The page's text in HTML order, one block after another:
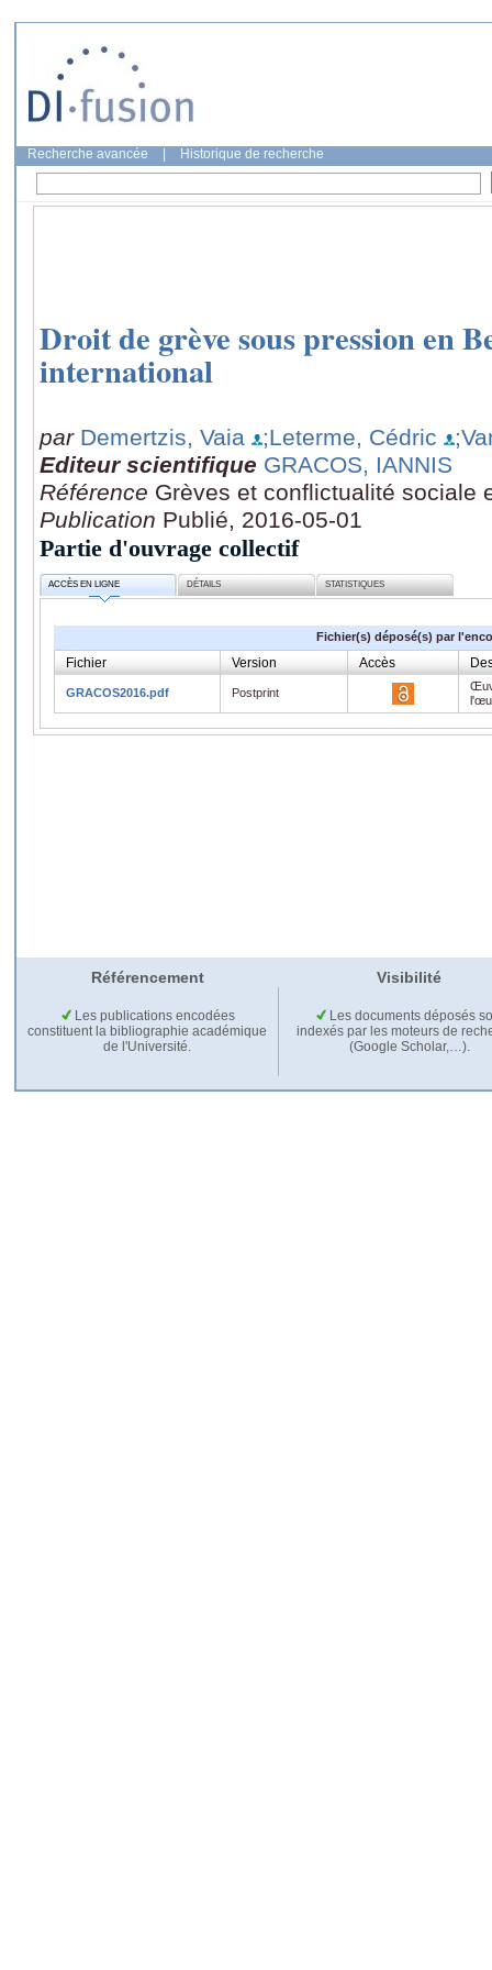
Recherche avancée Historique de recherche
Droit de grève sous pression en
international
par Demertzis, Vaia ;Leterme, Cédric
Editeur scientifique GRACOS, IANNIS
Référence Grèves et conflictualité sociale
Publication Publié, 2016-05-01
Partie d'ouvrage collectif
ACCÈS EN LIGNE DÉTAILS STATISTIQUES
Fichier(s) déposé(s) par
Fichier Version Accès
GRACOS2016.pdf Postprint
Référencement Visibilité
Les publications encodées
constituent la bibliographie académique
de l'Université.
Les documents déposés
indexés par les moteurs de
(Google Scholar,…).